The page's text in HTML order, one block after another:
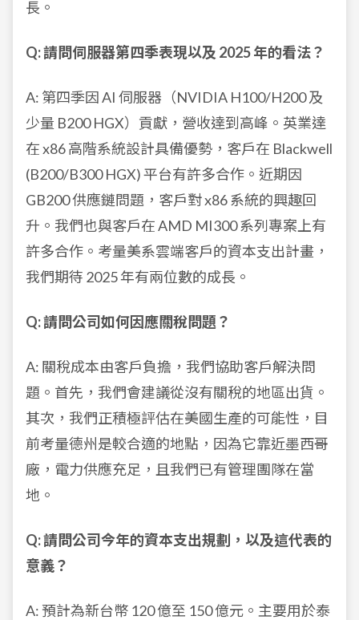
長。
Q: 請問伺服器第四季表現以及 2025 年的看法？
A: 第四季因 AI 伺服器（NVIDIA H100/H200 及
少量 B200 HGX）貢獻，營收達到高峰。英業達
在 x86 高階系統設計具備優勢，客戶在 Blackwell
(B200/B300 HGX) 平台有許多合作。近期因
GB200 供應鏈問題，客戶對 x86 系統的興趣回
升。我們也與客戶在 AMD MI300 系列專案上有
許多合作。考量美系雲端客戶的資本支出計畫，
我們期待 2025 年有兩位數的成長。
Q: 請問公司如何因應關稅問題？
A: 關稅成本由客戶負擔，我們協助客戶解決問
題。首先，我們會建議從沒有關稅的地區出貨。
其次，我們正積極評估在美國生產的可能性，目
前考量德州是較合適的地點，因為它靠近墨西哥
廠，電力供應充足，且我們已有管理團隊在當
地。
Q: 請問公司今年的資本支出規劃，以及這代表的
意義？
A: 預計為新台幣 120 億至 150 億元。主要用於泰